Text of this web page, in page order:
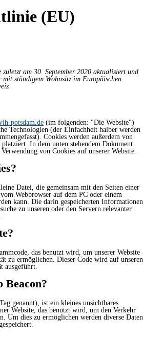
(EU)
am 30. September 2020 aktualisiert und
ständigem Wohnsitz im Europäischen
potsdam.de (im folgenden: "Die Website")
Technologien (der Einfachheit halber werden
Cookies werden außerdem von
In dem unten stehendem Dokument
von Cookies auf unserer Website.
Datei, die gemeinsam mit den Seiten einer
Webbrowser auf dem PC oder einem
kann. Die darin gespeicherten Informationen
zu unseren oder den Servern relevanter
das benutzt wird, um unserer Website
zu ermöglichen. Dieser Code wird auf unseren
ausgeführt.
Beacon?
genannt), ist ein kleines unsichtbares
Website, das benutzt wird, um den Verkehr
Um dies zu ermöglichen werden diverse Daten